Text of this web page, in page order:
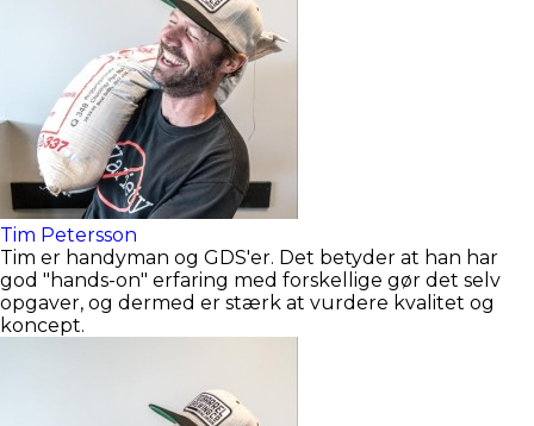
Tim Petersson
Tim er handyman og GDS'er. Det betyder at han har
god "hands-on" erfaring med forskellige gør det selv
opgaver, og dermed er stærk at vurdere kvalitet og
koncept.